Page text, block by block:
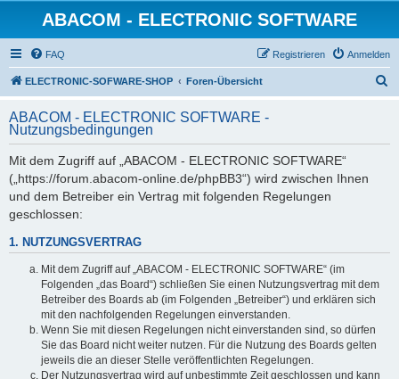
ABACOM - ELECTRONIC SOFTWARE
FAQ Anmelden
Registrieren
ELECTRONIC-SOFWARE-SHOP Foren-Übersicht
h
ABACOM - ELECTRONIC SOFTWARE -
Nutzungsbedingungen
Mit dem Zugriff auf „ABACOM - ELECTRONIC SOFTWARE“
(„https://forum.abacom-online.de/phpBB3“) wird zwischen Ihnen
und dem Betreiber ein Vertrag mit folgenden Regelungen
geschlossen:
1. NUTZUNGSVERTRAG
Mit dem Zugriff auf „ABACOM - ELECTRONIC SOFTWARE“ (im
Folgenden „das Board“) schließen Sie einen Nutzungsvertrag mit dem
Betreiber des Boards ab (im Folgenden „Betreiber“) und erklären sich
mit den nachfolgenden Regelungen einverstanden.
Wenn Sie mit diesen Regelungen nicht einverstanden sind, so dürfen
Sie das Board nicht weiter nutzen. Für die Nutzung des Boards gelten
jeweils die an dieser Stelle veröffentlichten Regelungen.
Der Nutzungsvertrag wird auf unbestimmte Zeit geschlossen und kann